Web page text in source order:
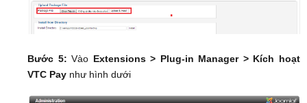
Bước 5:Vào Extensions > Plug-in Manager > Kích hoạt
VTC Pay như hình dưới